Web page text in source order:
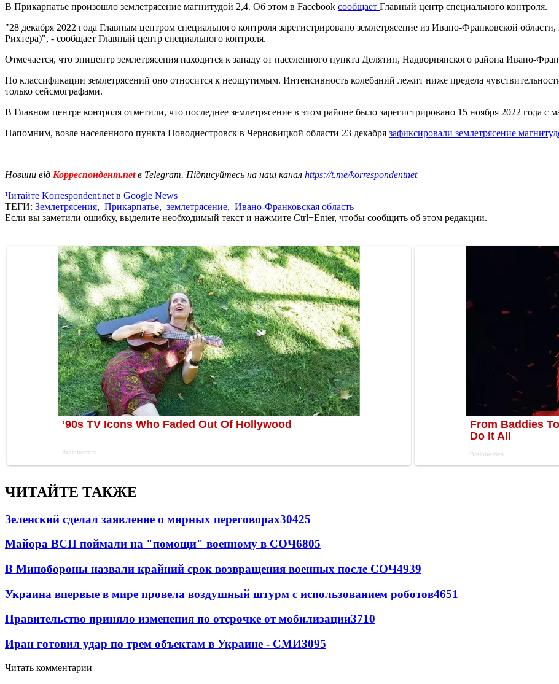
В Прикарпатье произошло землетрясение магнитудой 2,4. Об этом в Facebook сообщает Главный центр специального контроля.
"28 декабря 2022 года Главным центром специального контроля зарегистрировано землетрясение из Ивано-Франковской
Рихтера)", - сообщает Главный центр специального контроля.
Отмечается, что эпицентр землетрясения находится к западу от населенного пункта Делятин, Надворнянского района Ивано-
По классификации землетрясений оно относится к неощутимым. Интенсивность колебаний лежит ниже предела
только сейсмографами.
В Главном центре контроля отметили, что последнее землетрясение в этом районе было зарегистрировано 15 ноября 2022 года с
Напомним, возле населенного пункта Новоднестровск в Черновицкой области 23 декабря зафиксировали землетрясение
Новини від Корреспондент.netв Telegram. Підписуйтесь на наш канал https://t.me/korrespondentnet
Читайте Korrespondent.net в Google News
ТЕГИ: Землетрясения, Прикарпатье, землетрясение, Ивано-Франковская область
Если вы заметили ошибку, выделите необходимый текст и нажмите Ctrl+Enter, чтобы сообщить об этом редакции.
ЧИТАЙТЕ ТАКЖЕ
Зеленский сделал заявление о мирных переговорах30425
Майора ВСП поймали на "помощи" военному в СОЧ6805
В Минобороны назвали крайний срок возвращения военных после СОЧ4939
Украина впервые в мире провела воздушный штурм с использованием роботов4651
Правительство приняло изменения по отсрочке от мобилизации3710
Иран готовил удар по трем объектам в Украине - СМИ3095
Читать комментарии